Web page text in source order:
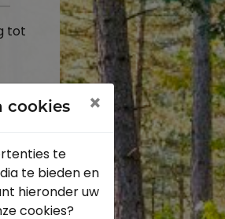
tot
cookies ×
te
te bieden en
hieronder uw
cookies?